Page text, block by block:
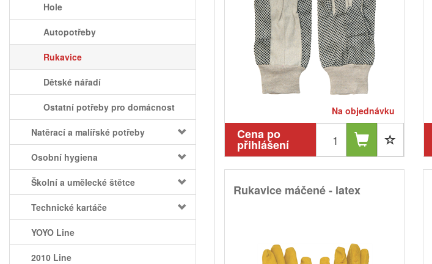
Hole
Autopotřeby
Rukavice
Dětské nářadí
Ostatní potřeby pro domácnost
Natěrací a malířské potřeby
Osobní hygiena
Školní a umělecké štětce
Technické kartáče
YOYO Line
2010 Line
Na objednávku
Cena po
přihlášení
Rukavice máčené - latex